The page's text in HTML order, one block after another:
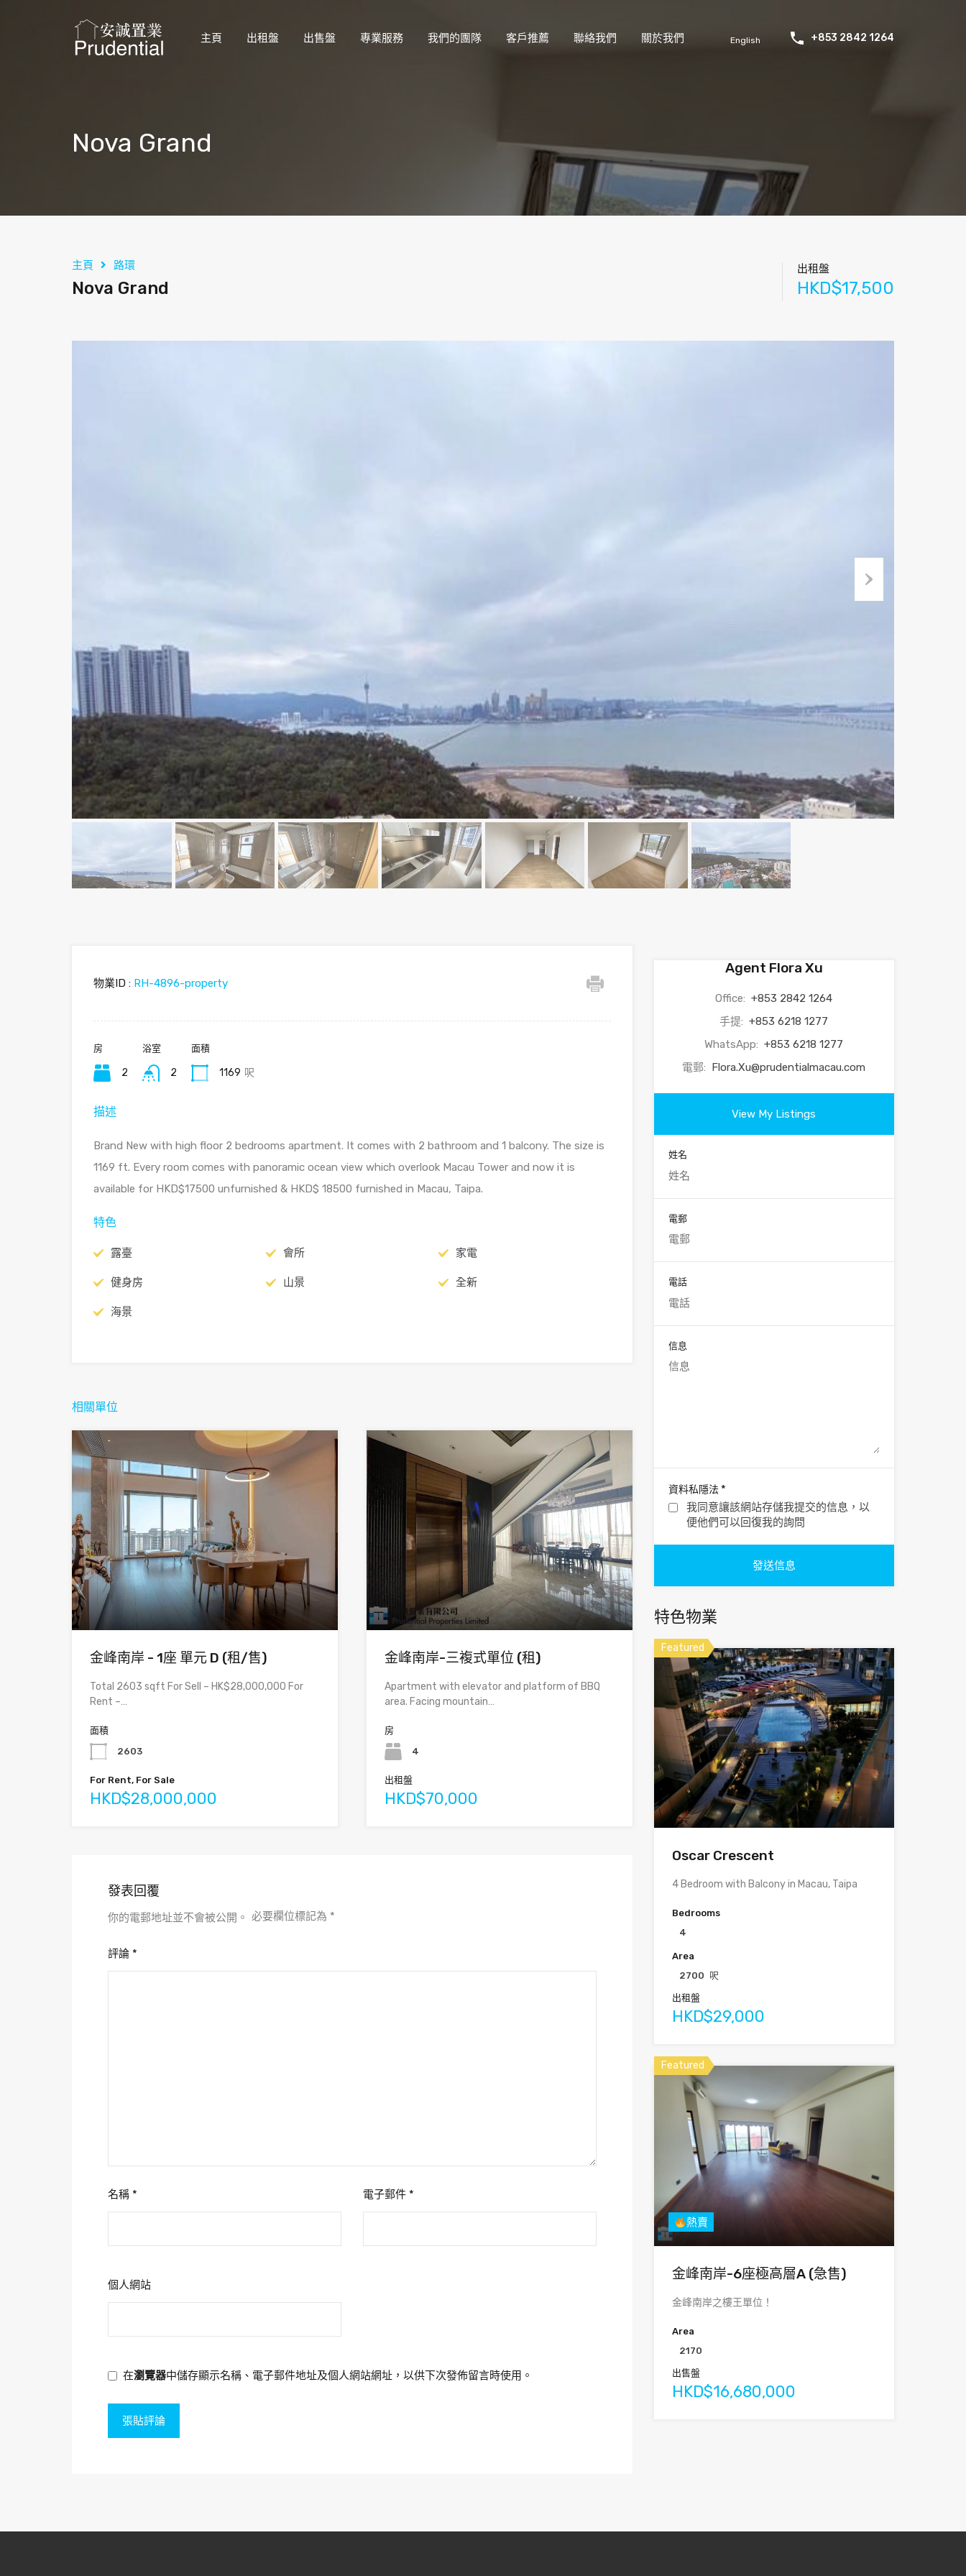
主頁 出租盤 出售盤 專業服務 我們的團隊 客戶推薦 聯絡我們 關於我們 English +853 2842 1264
Nova Grand
主頁 路環
Nova Grand
出租盤
HKD$17,500
物業ID : RH-4896-property
房
2
浴室
2
面積
1169 呎
描述
Brand New with high floor 2 bedrooms apartment. It comes with 2 bathroom and 1 balcony. The size is
1169 ft. Every room comes with panoramic ocean view which overlook Macau Tower and now it is
available for HKD$17500 unfurnished & HKD$ 18500 furnished in Macau, Taipa.
特色
露臺 會所 家電
健身房 山景 全新
海景
相關單位
金峰南岸 - 1座 單元 D (租/售)
Total 2603 sqft For Sell – HK$28,000,000 For
Rent –…
面積
2603
For Rent, For Sale
HKD$28,000,000
金峰南岸-三複式單位 (租)
Apartment with elevator and platform of BBQ
area. Facing mountain…
房
4
出租盤
HKD$70,000
發表回覆
你的電郵地址並不會被公開。 必要欄位標記為 *
評論 *
名稱 * 電子郵件 *
個人網站
在瀏覽器中儲存顯示名稱、電子郵件地址及個人網站網址，以供下次發佈留言時使用。
Agent Flora Xu
Office: +853 2842 1264
手提: +853 6218 1277
WhatsApp: +853 6218 1277
電郵: Flora.Xu@prudentialmacau.com
View My Listings
姓名
電郵
電話
信息
資料私隱法 *
我同意讓該網站存儲我提交的信息，以
便他們可以回復我的詢問
特色物業
Featured
Oscar Crescent
4 Bedroom with Balcony in Macau, Taipa
Bedrooms
4
Area
2700 呎
出租盤
HKD$29,000
Featured
熱賣
金峰南岸-6座極高層A (急售)
金峰南岸之樓王單位！
Area
2170
出售盤
HKD$16,680,000